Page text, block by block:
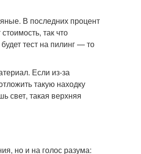
В последних процент
так что
тест на пилинг — то
Если из-за
такую находку
свет, такая верхняя
но и на голос разума: